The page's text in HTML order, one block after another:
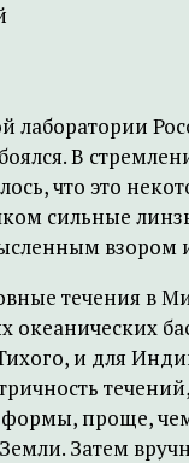
В
что это
сильные
течения в
и для
проще,
Земли. Затем